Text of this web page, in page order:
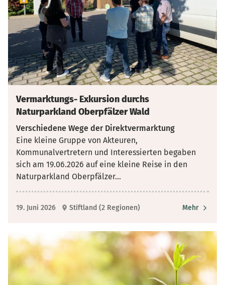
Vermarktungs- Exkursion durchs
Naturparkland Oberpfälzer Wald
Verschiedene Wege der Direktvermarktung
Eine kleine Gruppe von Akteuren,
Kommunalvertretern und Interessierten begaben
sich am 19.06.2026 auf eine kleine Reise in den
Naturparkland Oberpfälzer...
19. Juni 2026 Stiftland (2 Regionen) Mehr